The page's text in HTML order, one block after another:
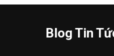
Blog Tin